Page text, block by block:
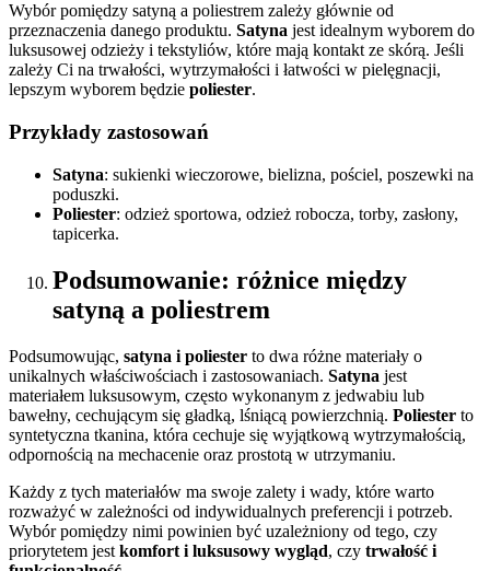
Wybór pomiędzy satyną a poliestrem zależy głównie od
przeznaczenia danego produktu. Satyna jest idealnym wyborem do
luksusowej odzieży i tekstyliów, które mają kontakt ze skórą. Jeśli
zależy Ci na trwałości, wytrzymałości i łatwości w pielęgnacji,
lepszym wyborem będzie poliester.
Przykłady zastosowań
Satyna: sukienki wieczorowe, bielizna, pościel, poszewki na
poduszki.
Poliester: odzież sportowa, odzież robocza, torby, zasłony,
tapicerka.
Podsumowanie: różnice między
satyną a poliestrem
Podsumowując, satyna i poliester to dwa różne materiały o
unikalnych właściwościach i zastosowaniach. Satyna jest
materiałem luksusowym, często wykonanym z jedwabiu lub
bawełny, cechującym się gładką, lśniącą powierzchnią. Poliester to
syntetyczna tkanina, która cechuje się wyjątkową wytrzymałością,
odpornością na mechacenie oraz prostotą w utrzymaniu.
Każdy z tych materiałów ma swoje zalety i wady, które warto
rozważyć w zależności od indywidualnych preferencji i potrzeb.
Wybór pomiędzy nimi powinien być uzależniony od tego, czy
priorytetem jest komfort i luksusowy wygląd, czy trwałość i